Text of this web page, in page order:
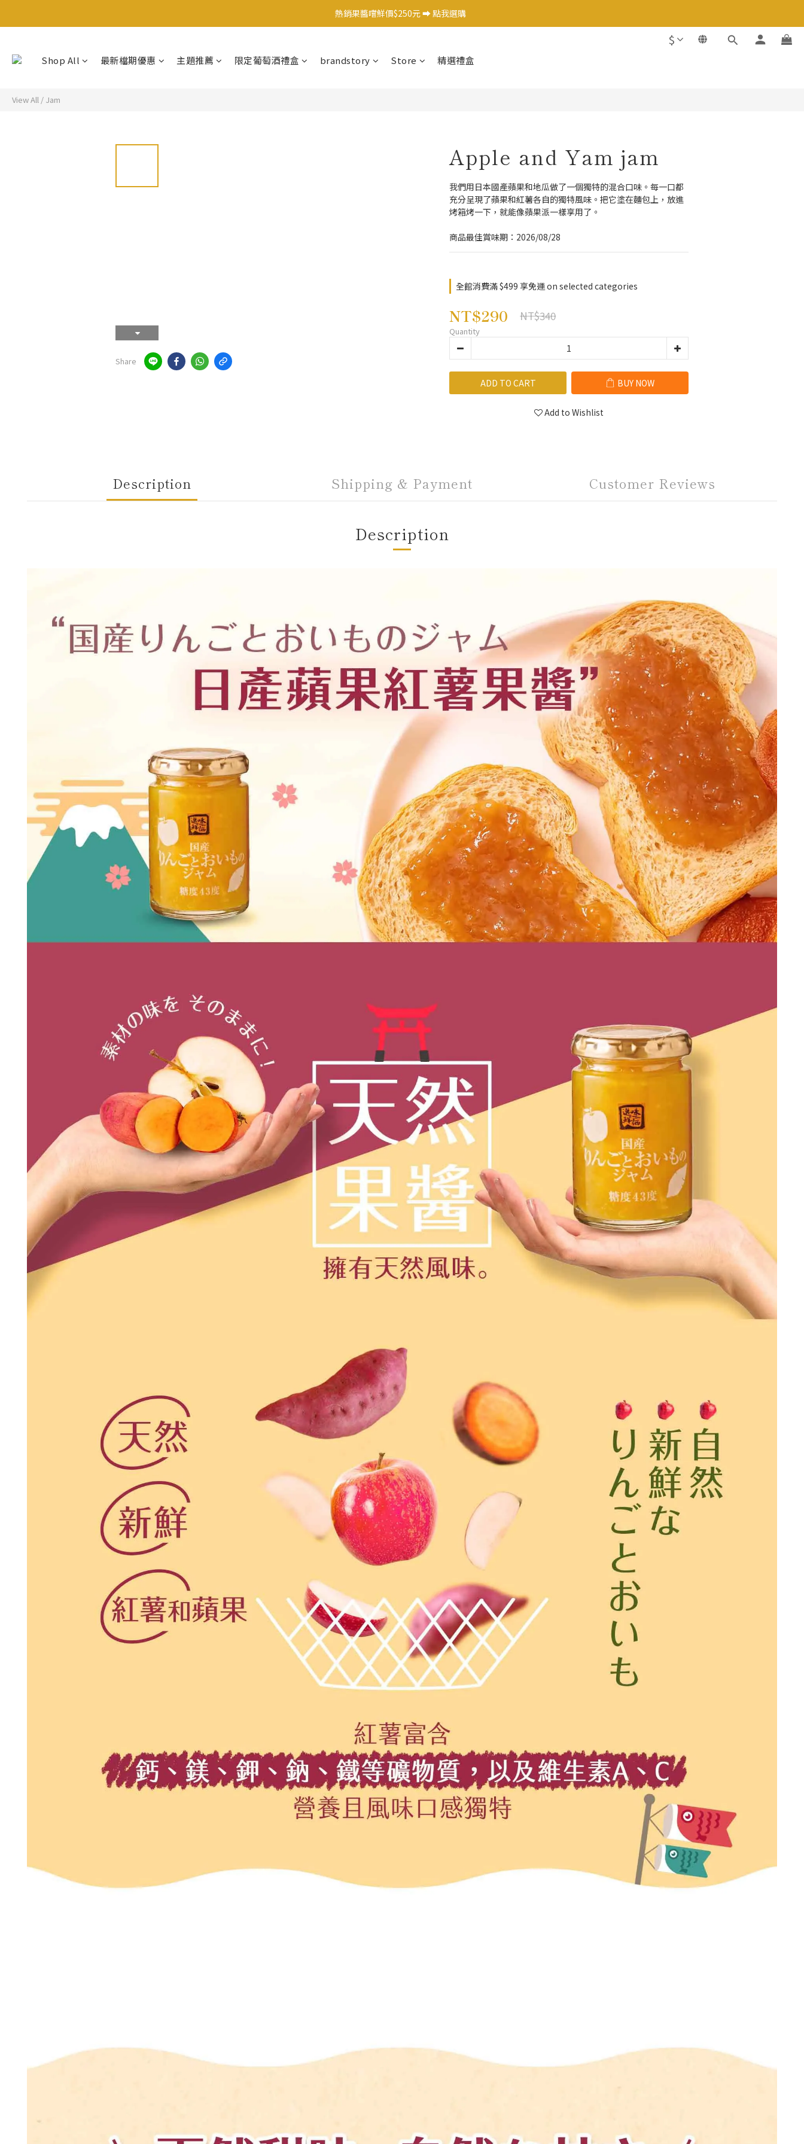
日式調味料任選1件 9 折 ➡️ 點我選購
熱銷果醬嚐鮮價$250元 ➡️ 點我選購
$
Shop All 最新檔期優惠 主題推薦 限定葡萄酒禮盒 brandstory Store 精選禮盒
View All / Jam
Share
Apple and Yam jam
我們用日本國產蘋果和地瓜做了一個獨特的混合口味。每一口都
充分呈現了蘋果和紅薯各自的獨特風味。把它塗在麵包上，放進
烤箱烤一下，就能像蘋果派一樣享用了。
商品最佳賞味期：2026/08/28
全館消費滿 $499 享免運 on selected categories
NT$290 NT$340
Quantity
ADD TO CART BUY NOW
Add to Wishlist
Description Shipping & Payment Customer Reviews
Description
BUY NOW